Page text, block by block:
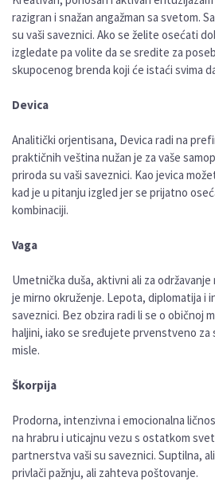
razigran i snažan angažman sa svetom.
su vaši saveznici. Ako se želite osećati
izgledate pa volite da se sredite za
skupocenog brenda koji će istaći svima
Devica
Analitički orjentisana, Devica radi na
praktičnih veština nužan je za vaše
priroda su vaši saveznici. Kao jevica
kad je u pitanju izgled jer se prijatno
kombinaciji.
Vaga
Umetnička duša, aktivni ali za
je mirno okruženje. Lepota, diplomatija i
saveznici. Bez obzira radi li se o običnoj
haljini, iako se sređujete prvenstveno za
misle.
Škorpija
Prodorna, intenzivna i emocionalna
na hrabru i uticajnu vezu s ostatkom
partnerstva vaši su saveznici. Suptilna,
privlači pažnju, ali zahteva poštovanje.